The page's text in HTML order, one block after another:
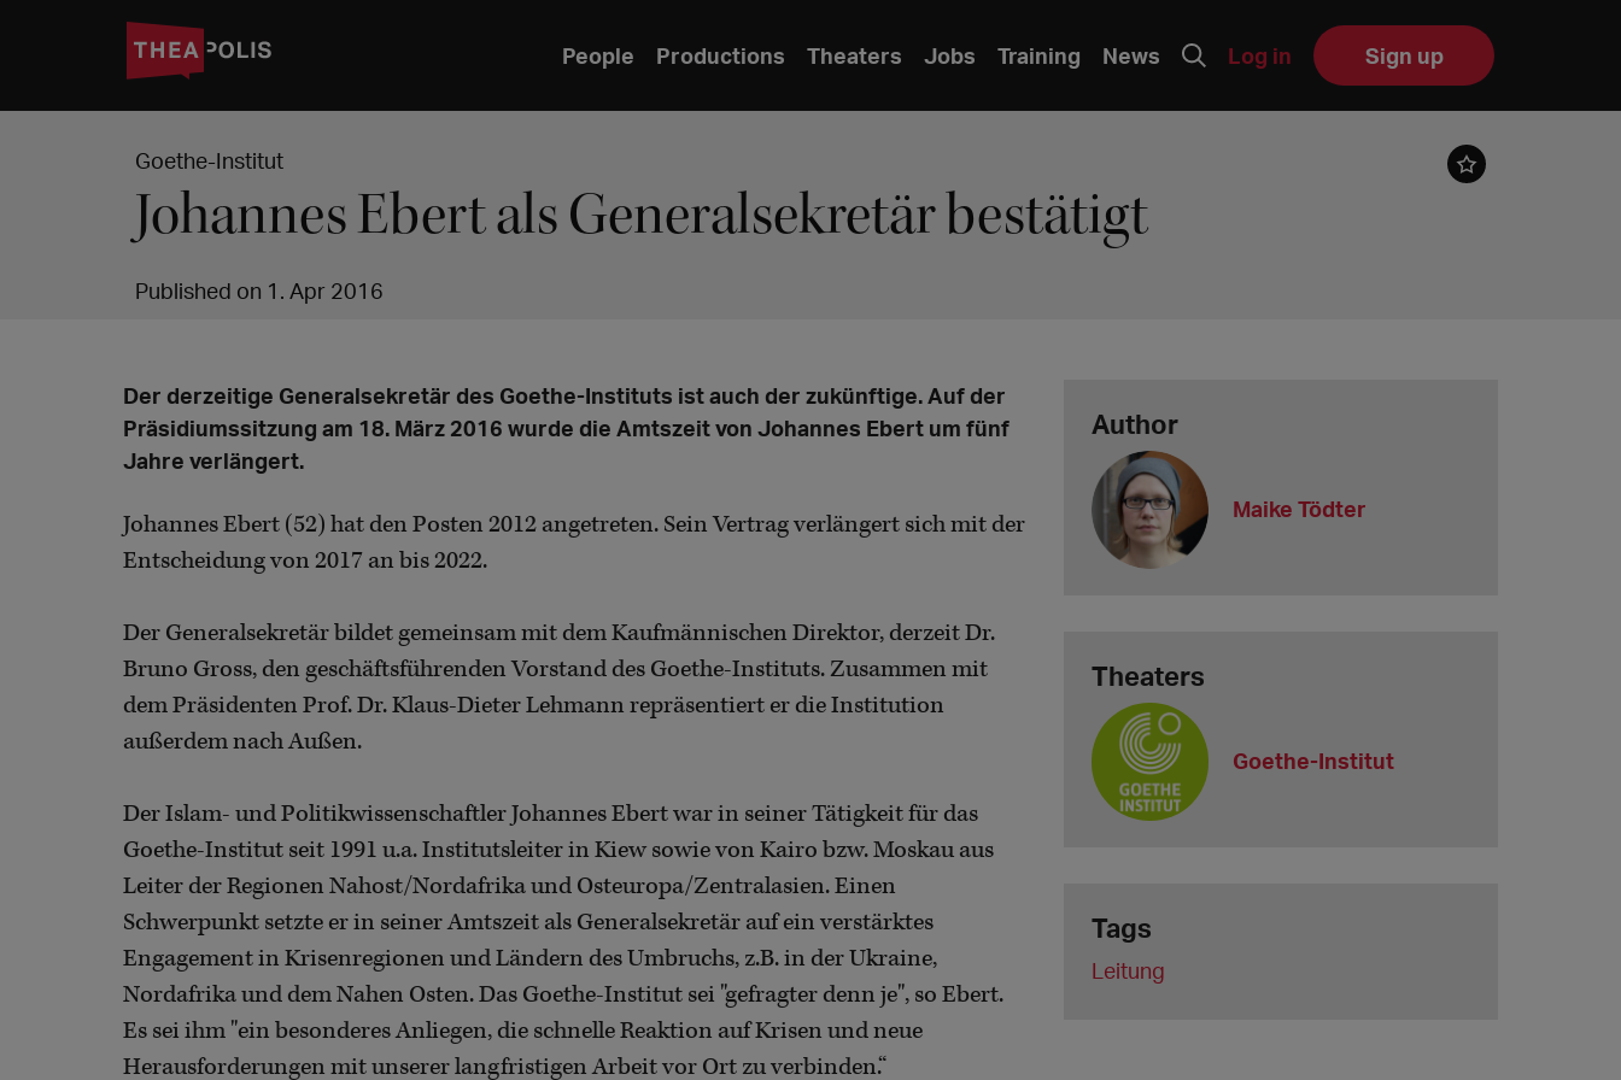
People Productions Theaters Jobs Training News Log in Sign up
Goethe-Institut
Johannes Ebert als Generalsekretär bestätigt
Published on 1. Apr 2016
Der derzeitige Generalsekretär des Goethe-Instituts ist auch der zukünftige. Auf der
Präsidiumssitzung am 18. März 2016 wurde die Amtszeit von Johannes Ebert um fünf
Jahre verlängert.
Johannes Ebert (52) hat den Posten 2012 angetreten. Sein Vertrag verlängert sich mit der
Entscheidung von 2017 an bis 2022.
Der Generalsekretär bildet gemeinsam mit dem Kaufmännischen Direktor, derzeit Dr.
Bruno Gross, den geschäftsführenden Vorstand des Goethe-Instituts. Zusammen mit
dem Präsidenten Prof. Dr. Klaus-Dieter Lehmann repräsentiert er die Institution
außerdem nach Außen.
Der Islam- und Politikwissenschaftler Johannes Ebert war in seiner Tätigkeit für das
Goethe-Institut seit 1991 u.a. Institutsleiter in Kiew sowie von Kairo bzw. Moskau aus
Leiter der Regionen Nahost/Nordafrika und Osteuropa/Zentralasien. Einen
Schwerpunkt setzte er in seiner Amtszeit als Generalsekretär auf ein verstärktes
Engagement in Krisenregionen und Ländern des Umbruchs, z.B. in der Ukraine,
Nordafrika und dem Nahen Osten. Das Goethe-Institut sei "gefragter denn je", so Ebert.
Es sei ihm "ein besonderes Anliegen, die schnelle Reaktion auf Krisen und neue
Herausforderungen mit unserer langfristigen Arbeit vor Ort zu verbinden.“
Author
Maike Tödter
Theaters
Goethe-Institut
Tags
Leitung